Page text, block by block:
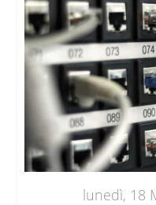
lunedì, 18